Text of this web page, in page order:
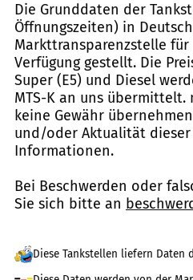
Die Grunddaten der
Öffnungszeiten) in
Markttransparenzstelle für
Verfügung gestellt. Die
Super (E5) und Diesel
MTS-K an uns
keine Gewähr
und/oder Aktualität
Informationen.
Bei Beschwerden oder
Sie sich bitte an
Diese Tankstellen liefern Daten